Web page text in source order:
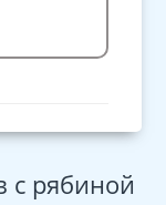
с рябиной